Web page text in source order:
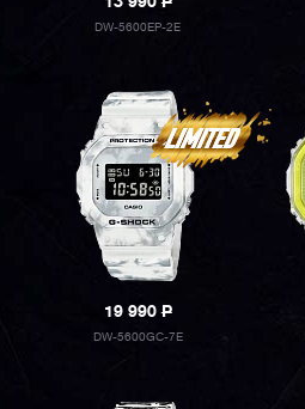
DW-5600EP-2E
19 990P
DW-5600GC-7E